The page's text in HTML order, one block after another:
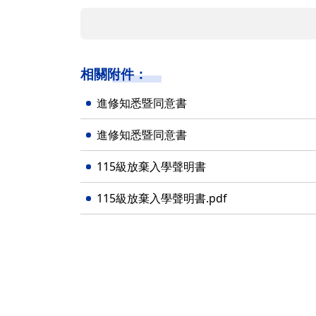
相關附件：
進修知悉暨同意書
進修知悉暨同意書
115級放棄入學聲明書
115級放棄入學聲明書.pdf